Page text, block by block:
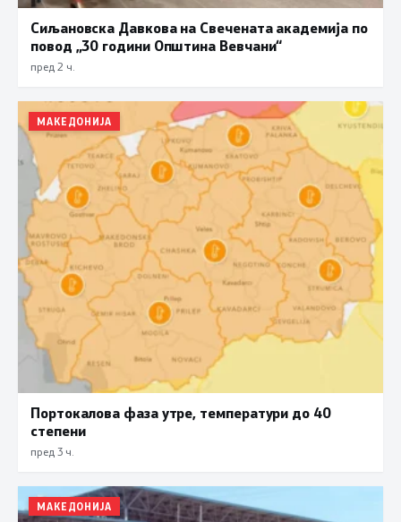
Сиљановска Давкова на Свечената академија по
повод „30 години Општина Вевчани“
пред 2 ч.
МАКЕДОНИЈА
Портокалова фаза утре, температури до 40
степени
пред 3 ч.
МАКЕДОНИЈА